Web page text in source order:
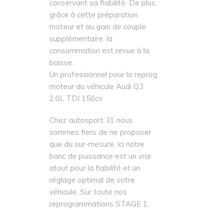
reprise plus franche et de plus
d’agrément de conduite tout en
conservant sa fiabilité. De plus,
grâce à cette préparation
moteur et au gain de couple
supplémentaire, la
consommation est revue à la
baisse.
Un professionnel pour la reprog
2.0L TDI 150cv
Chez autosport 31 nous
sommes fiers de ne proposer
que du sur-mesure, ici notre
banc de puissance est un vrai
atout pour la fiabilité et un
réglage optimal de votre